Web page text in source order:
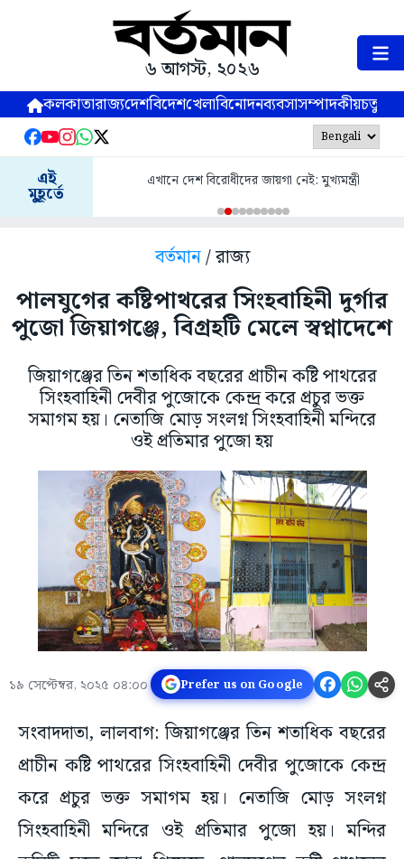
৬ আগস্ট, ২০২৬
কলকাতারাজ্যদেশবিদেশখেলাবিনোদনব্যবসাসম্পাদকীয়
এই
মুহূর্তে
এখানে দেশ বিরোধীদের জায়গা নেই: মুখ্যমন্ত্রী
বর্তমান/ রাজ্য
পালযুগের কষ্টিপাথরের সিংহবাহিনী দুর্গার
পুজো জিয়াগঞ্জে, বিগ্রহটি মেলে স্বপ্নাদেশে
জিয়াগঞ্জের তিন শতাধিক বছরের প্রাচীন কষ্টি পাথরের
সিংহবাহিনী দেবীর পুজোকে কেন্দ্র করে প্রচুর ভক্ত
সমাগম হয়। নেতাজি মোড় সংলগ্ন সিংহবাহিনী মন্দিরে
ওই প্রতিমার পুজো হয়
১৯ সেপ্টেম্বর, ২০২৫ ০৪:০০ Prefer us on Google
সংবাদদাতা, লালবাগ: জিয়াগঞ্জের তিন শতাধিক বছরের
প্রাচীন কষ্টি পাথরের সিংহবাহিনী দেবীর পুজোকে কেন্দ্র
করে প্রচুর ভক্ত সমাগম হয়। নেতাজি মোড় সংলগ্ন
সিংহবাহিনী মন্দিরে ওই প্রতিমার পুজো হয়। মন্দির